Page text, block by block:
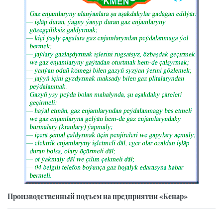
Производственный подъем на предприятии «Кенар»